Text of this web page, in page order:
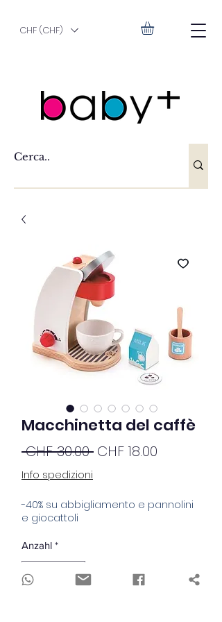
CHF (CHF)
Macchinetta del caffè
CHF 30.00 Standardpreis
CHF 18.00
Info spedizioni
-40% su abbigliamento e pannolini
e giocattoli
Anzahl *